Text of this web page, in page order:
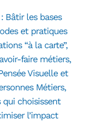
: Bâtir les bases
et pratiques
“à la carte”,
faire métiers,
Visuelle et
Métiers,
qui choisissent
l’impact